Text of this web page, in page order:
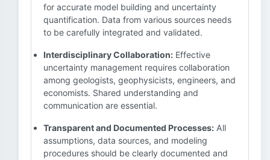
for accurate model building and uncertainty
quantification. Data from various sources needs
to be carefully integrated and validated.
Interdisciplinary Collaboration: Effective
uncertainty management requires collaboration
among geologists, geophysicists, engineers, and
economists. Shared understanding and
communication are essential.
Transparent and Documented Processes: All
assumptions, data sources, and modeling
procedures should be clearly documented and